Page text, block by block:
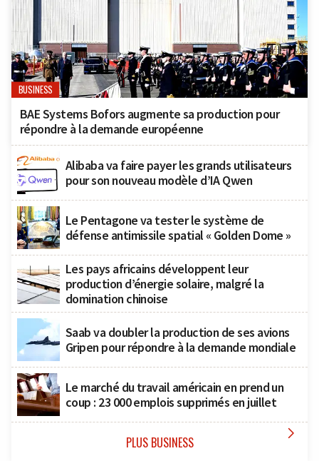
BUSINESS
BAE Systems Bofors augmente sa production pour
répondre à la demande européenne
Alibaba va faire payer les grands utilisateurs
pour son nouveau modèle d’IA Qwen
Le Pentagone va tester le système de
défense antimissile spatial « Golden Dome »
Les pays africains développent leur
production d’énergie solaire, malgré la
domination chinoise
Saab va doubler la production de ses avions
Gripen pour répondre à la demande mondiale
Le marché du travail américain en prend un
coup : 23 000 emplois supprimés en juillet
PLUS BUSINESS 